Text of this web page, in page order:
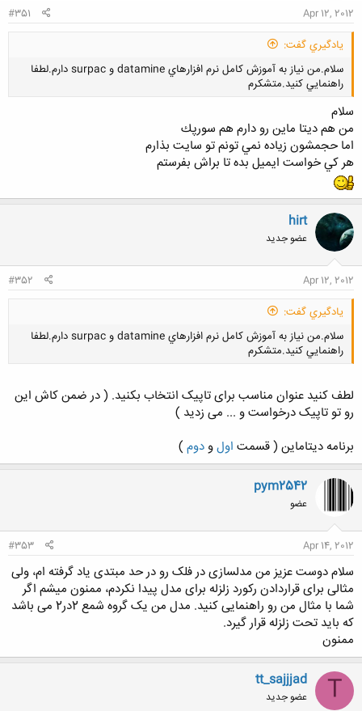
Apr 12, 2012
#351
يادگيري گفت:
سلام.من نياز به آموزش كامل نرم افزارهاي datamine و surpac دارم.لطفا
راهنمايي كنيد.متشكرم
سلام
من هم ديتا ماين رو دارم هم سورپك
اما حجمشون زياده نمي تونم تو سايت بذارم
هر كي خواست ايميل بده تا براش بفرستم
hirt
عضو جدید
Apr 12, 2012
#352
يادگيري گفت:
سلام.من نياز به آموزش كامل نرم افزارهاي datamine و surpac دارم.لطفا
راهنمايي كنيد.متشكرم
کلیک کنید تا باز شود...
لطف کنید عنوان مناسب برای تاپیک انتخاب بکنید. ( در ضمن کاش این
رو تو تاپیک درخواست و ... می زدید )
برنامه دیتاماین ( قسمت اولو دوم )
pym2542
عضو
Apr 14, 2012
#353
سلام دوست عزیز من مدلسازی در فلک رو در حد مبتدی یاد گرفته ام، ولی
مثالی برای قراردادن رکورد زلزله برای مدل پیدا نکردم، ممنون میشم اگر
شما با مثال من رو راهنمایی کنید. مدل من یک گروه شمع 2در2 می باشد
که باید تحت زلزله قرار گیرد.
ممنون
T
tt_sajjjad
عضو جدید